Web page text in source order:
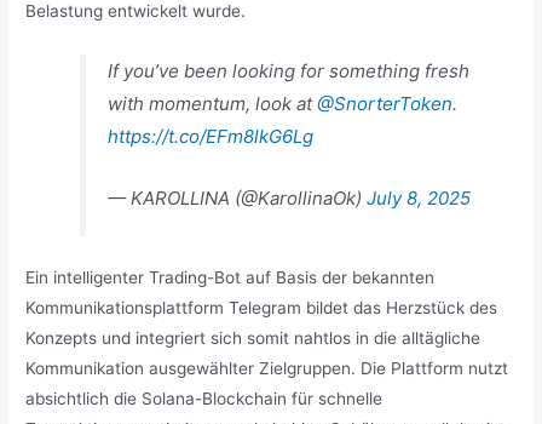
Belastung entwickelt wurde.
If you’ve been looking for something fresh
with momentum, look at @SnorterToken.
https://t.co/EFm8lkG6Lg
— KAROLLINA (@KarollinaOk)July 8, 2025
Ein intelligenter Trading-Bot auf Basis der bekannten
Kommunikationsplattform Telegram bildet das Herzstück des
Konzepts und integriert sich somit nahtlos in die alltägliche
Kommunikation ausgewählter Zielgruppen. Die Plattform nutzt
absichtlich die Solana-Blockchain für schnelle